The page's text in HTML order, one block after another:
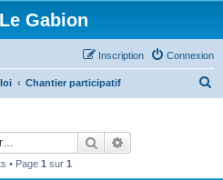
Gabion
Connexion
Inscription
Chantier participatif
Rechercher
• Page 1 sur 1